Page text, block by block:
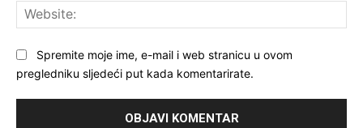
Spremite moje ime, e-mail i web stranicu u ovom
pregledniku sljedeći put kada komentarirate.